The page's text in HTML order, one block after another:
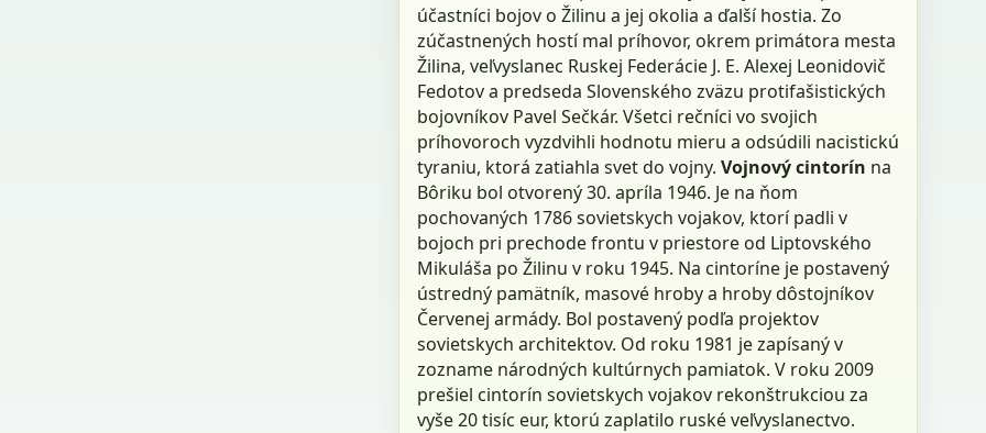
účastníci bojov o Žilinu a jej okolia a ďalší hostia. Zo
zúčastnených hostí mal príhovor, okrem primátora mesta
Žilina, veľvyslanec Ruskej Federácie J. E. Alexej Leonidovič
Fedotov a predseda Slovenského zväzu protifašistických
bojovníkov Pavel Sečkár. Všetci rečníci vo svojich
príhovoroch vyzdvihli hodnotu mieru a odsúdili nacistickú
tyraniu, ktorá zatiahla svet do vojny. Vojnový cintorín na
Bôriku bol otvorený 30. apríla 1946. Je na ňom
pochovaných 1786 sovietskych vojakov, ktorí padli v
bojoch pri prechode frontu v priestore od Liptovského
Mikuláša po Žilinu v roku 1945. Na cintoríne je postavený
ústredný pamätník, masové hroby a hroby dôstojníkov
Červenej armády. Bol postavený podľa projektov
sovietskych architektov. Od roku 1981 je zapísaný v
zozname národných kultúrnych pamiatok. V roku 2009
prešiel cintorín sovietskych vojakov rekonštrukciou za
vyše 20 tisíc eur, ktorú zaplatilo ruské veľvyslanectvo.